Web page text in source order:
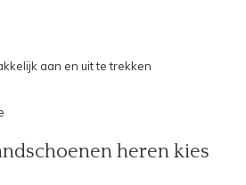
aan en uit te trekken
heren kies